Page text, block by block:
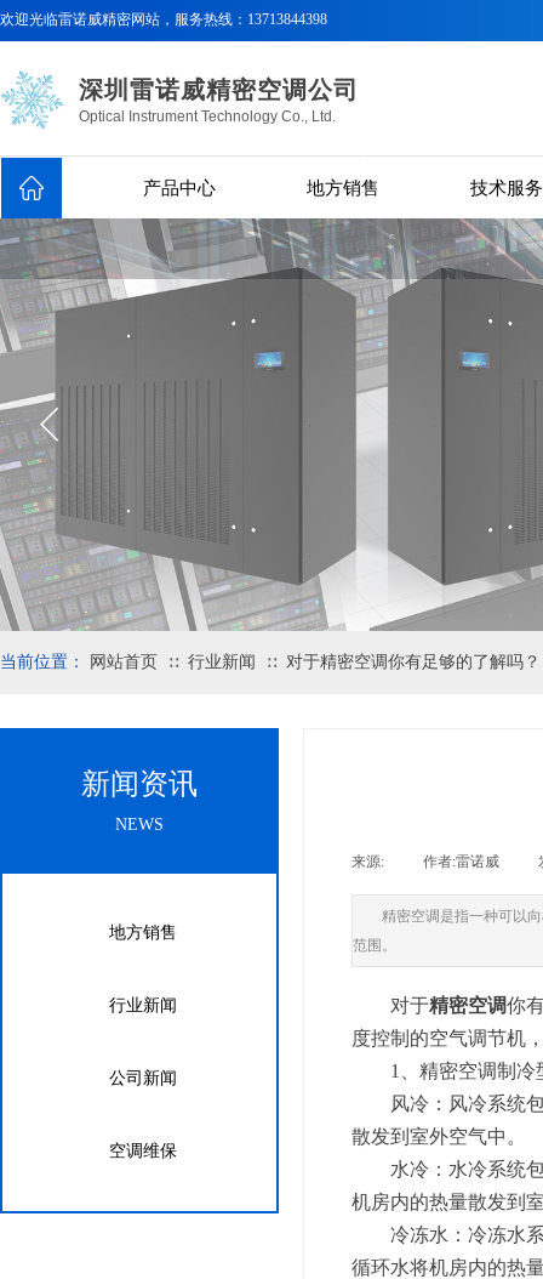
欢迎光临雷诺威精密网站，服务热线： 13713844398
深圳雷诺威精密空调公司
Optical Instrument Technology Co., Ltd.
产品中心 地方销售 技术服务
当前位置： 网站首页 ∷ 行业新闻 ∷ 对于精密空调你有足够的了解吗？
来源: 作者:雷诺威
精密空调是指一种可以
范围。
对于精密空调你
度控制的空气调节机
1、精密空调制冷
风冷：风冷系统包
散发到室外空气中。
水冷：水冷系统包
机房内的热量散发到
冷冻水：冷冻水系
循环水将机房内的热
新闻资讯
NEWS
地方销售
行业新闻
公司新闻
空调维保